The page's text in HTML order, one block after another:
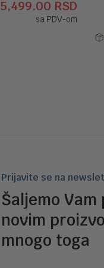
cena
je
bila:
5,499.00 RSDcena
je:
sa PDV-om
Prijavite se na
Šaljemo
novim
mnogo toga